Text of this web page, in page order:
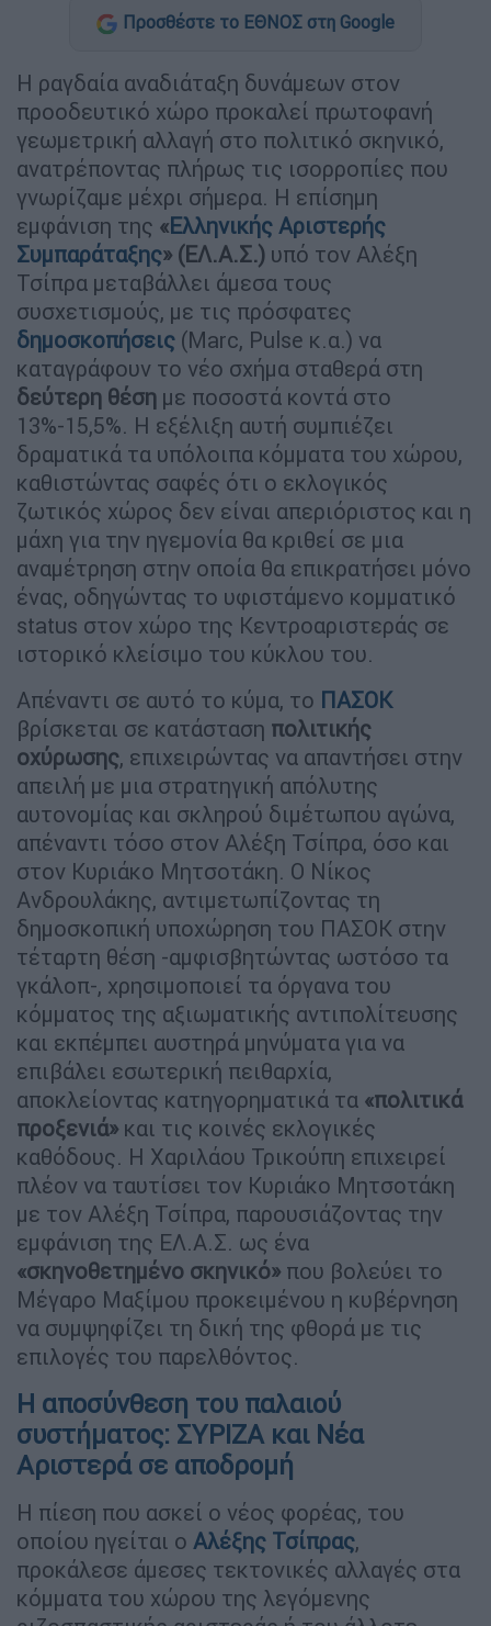
Προσθέστε το ΕΘΝΟΣ στη Google
Η ραγδαία αναδιάταξη δυνάμεων στον
προοδευτικό χώρο προκαλεί πρωτοφανή
γεωμετρική αλλαγή στο πολιτικό σκηνικό,
ανατρέποντας πλήρως τις ισορροπίες που
γνωρίζαμε μέχρι σήμερα. Η επίσημη
εμφάνιση της «Ελληνικής Αριστερής
Συμπαράταξης» (ΕΛ.Α.Σ.) υπό τον Αλέξη
Τσίπρα μεταβάλλει άμεσα τους
συσχετισμούς, με τις πρόσφατες
δημοσκοπήσεις (Marc, Pulse κ.α.) να
καταγράφουν το νέο σχήμα σταθερά στη
δεύτερη θέση με ποσοστά κοντά στο
13%-15,5%. Η εξέλιξη αυτή συμπιέζει
δραματικά τα υπόλοιπα κόμματα του χώρου,
καθιστώντας σαφές ότι ο εκλογικός
ζωτικός χώρος δεν είναι απεριόριστος και η
μάχη για την ηγεμονία θα κριθεί σε μια
αναμέτρηση στην οποία θα επικρατήσει μόνο
ένας, οδηγώντας το υφιστάμενο κομματικό
status στον χώρο της Κεντροαριστεράς σε
ιστορικό κλείσιμο του κύκλου του.
Απέναντι σε αυτό το κύμα, το ΠΑΣΟΚ
βρίσκεται σε κατάσταση πολιτικής
οχύρωσης, επιχειρώντας να απαντήσει στην
απειλή με μια στρατηγική απόλυτης
αυτονομίας και σκληρού διμέτωπου αγώνα,
απέναντι τόσο στον Αλέξη Τσίπρα, όσο και
στον Κυριάκο Μητσοτάκη. Ο Νίκος
Ανδρουλάκης, αντιμετωπίζοντας τη
δημοσκοπική υποχώρηση του ΠΑΣΟΚ στην
τέταρτη θέση -αμφισβητώντας ωστόσο τα
γκάλοπ-, χρησιμοποιεί τα όργανα του
κόμματος της αξιωματικής αντιπολίτευσης
και εκπέμπει αυστηρά μηνύματα για να
επιβάλει εσωτερική πειθαρχία,
αποκλείοντας κατηγορηματικά τα «πολιτικά
προξενιά» και τις κοινές εκλογικές
καθόδους. Η Χαριλάου Τρικούπη επιχειρεί
πλέον να ταυτίσει τον Κυριάκο Μητσοτάκη
με τον Αλέξη Τσίπρα, παρουσιάζοντας την
εμφάνιση της ΕΛ.Α.Σ. ως ένα
«σκηνοθετημένο σκηνικό» που βολεύει το
Μέγαρο Μαξίμου προκειμένου η κυβέρνηση
να συμψηφίζει τη δική της φθορά με τις
επιλογές του παρελθόντος.
Η αποσύνθεση του παλαιού
συστήματος: ΣΥΡΙΖΑ και Νέα
Αριστερά σε αποδρομή
Η πίεση που ασκεί ο νέος φορέας, του
οποίου ηγείται ο Αλέξης Τσίπρας,
προκάλεσε άμεσες τεκτονικές αλλαγές στα
κόμματα του χώρου της λεγόμενης